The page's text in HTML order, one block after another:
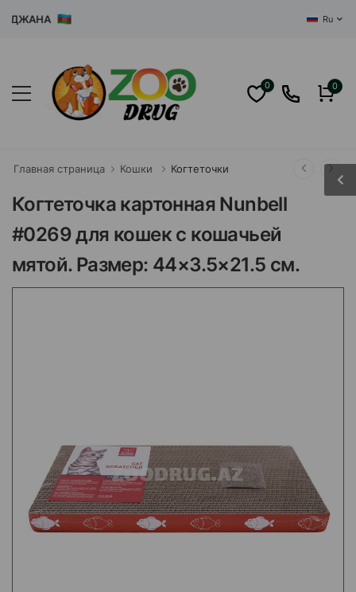
Ru
0 0
Главная страница Кошки Когтеточки
Когтеточка картонная Nunbell
#0269 для кошек с кошачьей
мятой. Размер: 44×3.5×21.5 см.